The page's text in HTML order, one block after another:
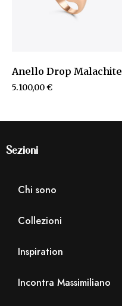
Anello Drop Malachite
5.100,00€
Sezioni
Chi sono
Collezioni
Inspiration
Incontra Massimiliano